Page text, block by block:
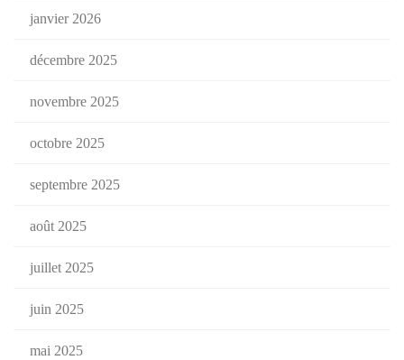
janvier 2026
décembre 2025
novembre 2025
octobre 2025
septembre 2025
août 2025
juillet 2025
juin 2025
mai 2025